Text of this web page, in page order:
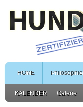
HOME Philosophie
KALENDER Galerie